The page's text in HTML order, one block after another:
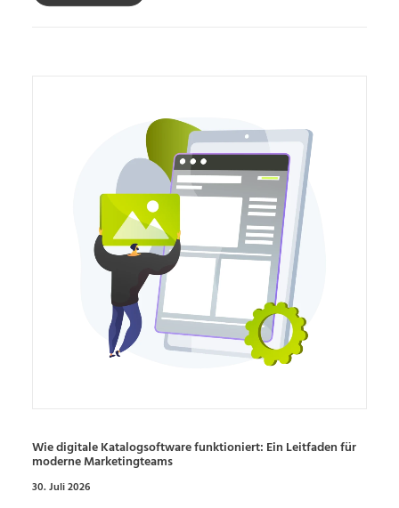
Wie digitale Katalogsoftware funktioniert: Ein Leitfaden für
moderne Marketingteams
30. Juli 2026